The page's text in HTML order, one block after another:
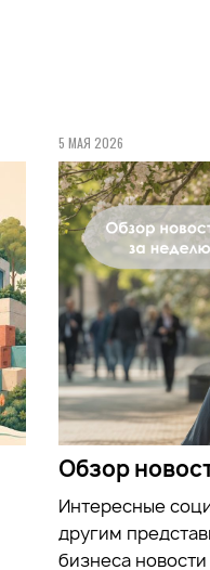
5 МАЯ 2026
Обзор
Интересные
другим
бизнеса